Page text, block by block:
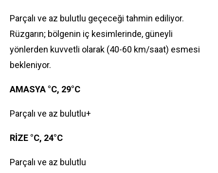
Parçalı ve az bulutlu geçeceği tahmin ediliyor.
Rüzgarın; bölgenin iç kesimlerinde, güneyli
yönlerden kuvvetli olarak (40-60 km/saat) esmesi
bekleniyor.
AMASYA °C, 29°C
Parçalı ve az bulutlu+
RİZE °C, 24°C
Parçalı ve az bulutlu